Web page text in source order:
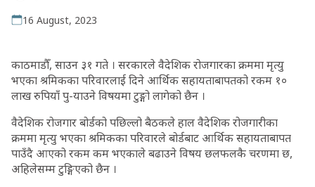
16 August, 2023
काठमाडौँ, साउन ३१ गते । सरकारले वैदेशिक रोजगारका क्रममा मृत्यु
भएका श्रमिकका परिवारलाई दिने आर्थिक सहायताबापतको रकम १०
लाख रुपियाँ पु-याउने विषयमा टुङ्गो लागेको छैन ।
वैदेशिक रोजगार बोर्डको पछिल्लो बैठकले हाल वैदेशिक रोजगारीका
क्रममा मृत्यु भएका श्रमिकका परिवारले बोर्डबाट आर्थिक सहायताबापत
पाउँदै आएको रकम कम भएकाले बढाउने विषय छलफलकै चरणमा छ,
अहिलेसम्म टुङ्गिएको छैन ।